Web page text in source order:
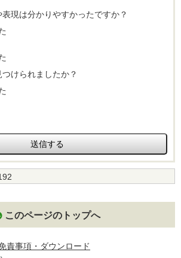
現は分かりやすかったですか？
けられましたか？
このページのトップへ
責事項・ダウンロード